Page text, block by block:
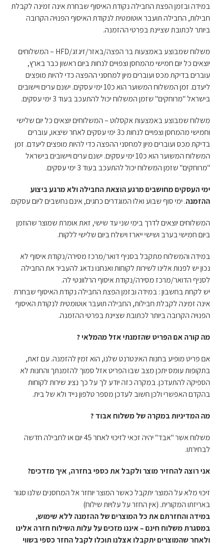
במידה ובזמן הפצת החבילה נקודת האיסוף שבחרת אינה זמינה לקבלת
חבילות, החבילה תועבר אוטומטית לנקודת האיסוף הפנויה הקרובה
ביותר לכתובת שציינת בפרטי ההזמנה.
משלוח שמבוצע באמצעות בר הפצה/באזר/זיגזג/HFD – המשלוחים
יוצאים כל יום חמישי מהמחסן וצפויים לנחות ביום ראשון כבר בארץ,
עוברים בדיקת מכס ועוברים מיון למחסני ההפצה כדי להיות מופצים
ליעדם. זמן המשלוח המשוער הוא כ10 ימי עסקים. ישנם ערים ויישובים
בישראל "מרוחקים" שזמן המשלוח יכול להתעכב בעוד 3 ימי עסקים.
משלוח שמבוצע באמצעות אקסלוט – המשלוחים יוצאים כל יום שלישי
וחמישי מהמחסן וצפויים לנחות כ3 ימי עסקים לאחר שיצאו, עוברים
בדיקת מכס ועוברים מיון למחסני ההפצה כדי להיות מופצים ליעדם. זמן
המשלוח המשוער הוא כ10 ימי עסקים. ישנם ערים ויישובים בישראל
"מרוחקים" שזמן המשלוח יכול להתעכב בעוד 3 ימי עסקים.
ימי העסקים מחושבים מרגע הוצאת החבילה ולא מרגע ביצוע
ההזמנה. ימי סוף שבוע ואלו המוגדרים כחגים, אינם נחשבים ליום עסקים.
המשלוחים יוצאים לדרך בימי שני עד שישי, זאת אומרת שמוצר שהוזמן
ביום חמישי בערב ושישי ייארז וישלח ביום שלישי ללקוח.
במידה והמשלוח מתקבל בסניף דואר/מרכז מסירה/נקודת איסוף לא
נכון יש לפנות אלינו לשירות לקוחות ואנחנו נדאג להעביר את החבילה
לסניף הדואר/מרכז מסירה/נקודת איסוף הרלוונטי לה.
יש לקחת בחשבון : במידה ובזמן הפצת החבילה נקודת האיסוף שבחרת
אינה זמינה לקבלת חבילות, החבילה תועבר אוטומטית לנקודת האיסוף
הפנויה הקרובה ביותר לכתובת שציינת בפרטי ההזמנה.
מה קורה אם הפריט שהזמנתי אזל מהמלאי ?
אם פריט מופיע בחנות האינטרנט שלנו, הוא זמין להזמנה. עם זאת,
בתקופות עומס יתכן מצב שבו הפריט אזל סמוך להזמנתך והחנות לא
הספיקה להתעדכן. במקרה כזה יודע לך על כך נציג שירות לקוחות
בהקדם האפשרי ולכן חשוב לעדכן מספר טלפון נייד ולא של בית.
מה המדיניות במקרה של משלוח אבוד ?
משלוח אשר "אבד" יהיה זכאי לזיכוי לאחר 45 יום או לחבילה חדשה
לבחירתו.
אני רוצה להחזיר מוצר ולקבל את כספי בחזרה, איך מזדכים?
זיכוי מלא על המוצר יתקבל כאשר המוצר יוחזר אל המחסנים שלנו סגור
באריזתו המקורית. (אין החזר על עלויות שילוח)
במידה והחזרתם את כל המוצרים של ההזמנה ללא שימוש,
במסגרת משלוח חינם – איננו מזכים על עלות השילוח חזרה אלינו
ולאחר שהמוצרים יתקבלו אצלנו תוכלו לקבל החזר כספי בשווי